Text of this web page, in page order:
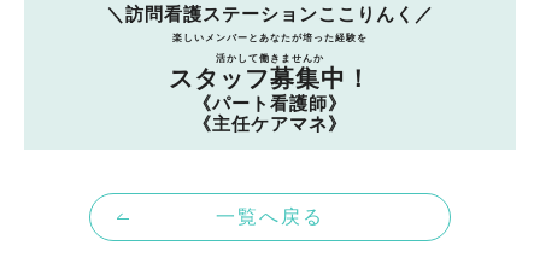
＼訪問看護ステーションここりんく／
楽しいメンバーとあなたが培った経験を
活かして働きませんか
スタッフ募集中！
《パート看護師》
《主任ケアマネ》
一覧へ戻る